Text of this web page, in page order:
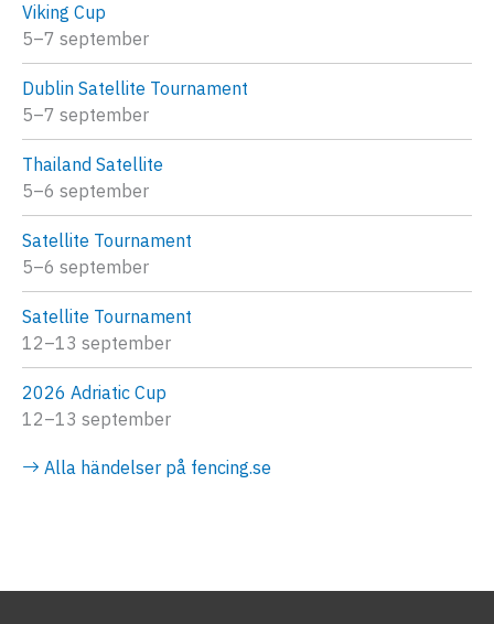
Viking Cup
5–7 september
Dublin Satellite Tournament
5–7 september
Thailand Satellite
5–6 september
Satellite Tournament
5–6 september
Satellite Tournament
12–13 september
2026 Adriatic Cup
12–13 september
Alla händelser på fencing.se